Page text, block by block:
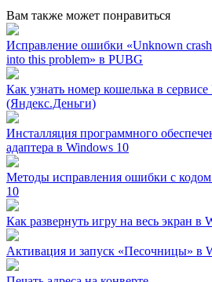
Вам также может понравиться
Исправление ошибки «Unknown
into this problem» в PUBG
Как узнать номер кошелька в
(Яндекс.Деньги)
Инсталляция программного
адаптера в Windows 10
Методы исправления ошибки с
10
Как развернуть игру на весь экран в
Активация и запуск «Песочницы» в